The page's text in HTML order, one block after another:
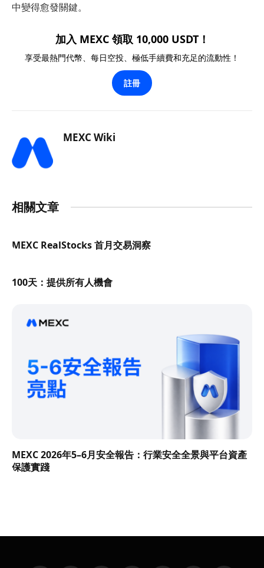
中變得愈發關鍵。
加入 MEXC 領取 10,000 USDT！
享受最熱門代幣、每日空投、極低手續費和充足的流動性！
註冊
MEXC Wiki
相關文章
MEXC RealStocks 首月交易洞察
100天：提供所有人機會
MEXC 2026年5–6月安全報告：行業安全全景與平台資產
保護實踐